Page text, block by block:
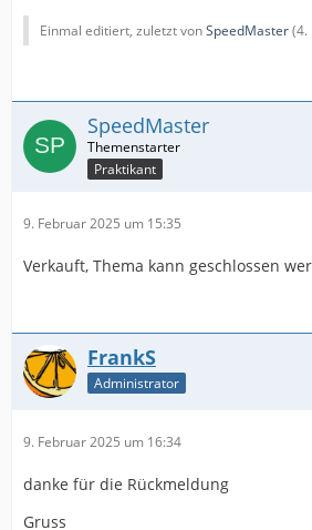
Einmal editiert, zuletzt vonSpeedMaster(4.
SpeedMaster
Praktikant
9. Februar 2025 um 15:35
Verkauft, Thema kann geschlossen
FrankS
Administrator
9. Februar 2025 um 16:34
danke für die Rückmeldung
Gruss